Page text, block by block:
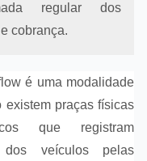
regular dos
cobrança.
é uma modalidade
existem praças físicas
que registram
dos veículos pelas